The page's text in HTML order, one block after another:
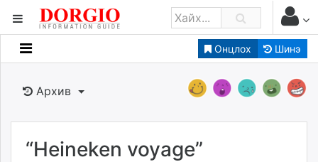
Онцлох Шинэ
Мэдээллийн
Банк санхүү
Бизнес ААН
Төрийн
Архив
“Heineken voyage”